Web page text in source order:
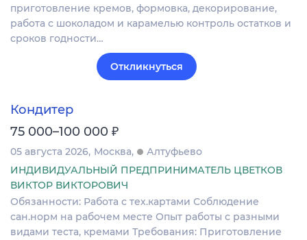
приготовление кремов, формовка, декорирование,
работа с шоколадом и карамелью контроль остатков и
сроков годности…
Откликнуться
Кондитер
75 000–100 000 ₽
05 августа 2026 Москва
Алтуфьево
ИНДИВИДУАЛЬНЫЙ ПРЕДПРИНИМАТЕЛЬ ЦВЕТКОВ
ВИКТОР ВИКТОРОВИЧ
Обязанности: Работа с тех.картами Соблюдение
сан.норм на рабочем месте Опыт работы с разными
видами теста, кремами Требования: Приготовление